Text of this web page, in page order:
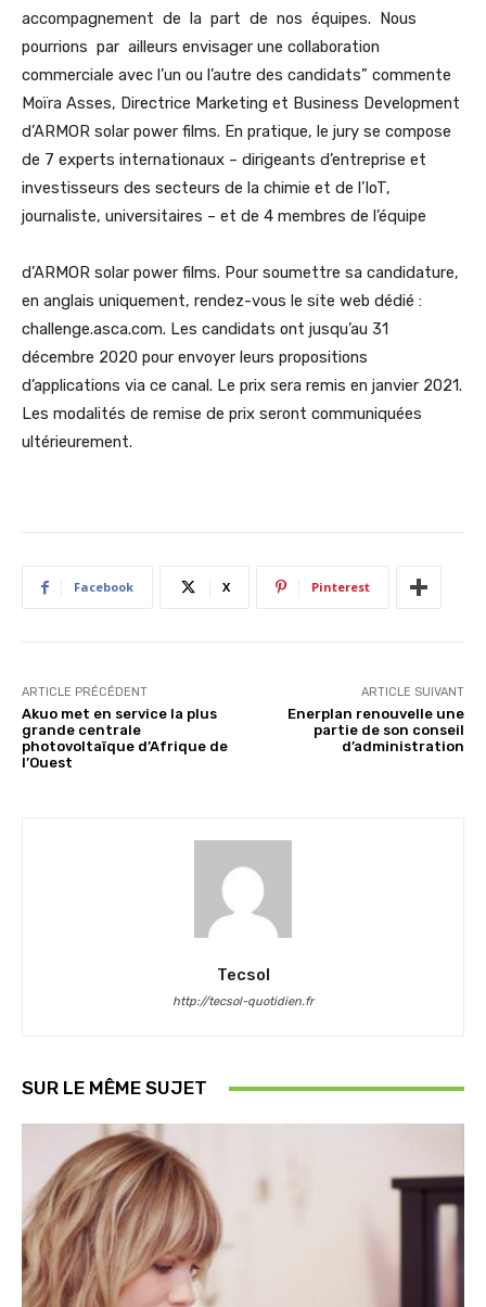
accompagnement de la part de nos équipes. Nous
pourrions par ailleurs envisager une collaboration
commerciale avec l’un ou l’autre des candidats” commente
Moïra Asses, Directrice Marketing et Business Development
d’ARMOR solar power films. En pratique, le jury se compose
de 7 experts internationaux – dirigeants d’entreprise et
investisseurs des secteurs de la chimie et de l’IoT,
journaliste, universitaires – et de 4 membres de l’équipe
d’ARMOR solar power films. Pour soumettre sa candidature,
en anglais uniquement, rendez-vous le site web dédié :
challenge.asca.com. Les candidats ont jusqu’au 31
décembre 2020 pour envoyer leurs propositions
d’applications via ce canal. Le prix sera remis en janvier 2021.
Les modalités de remise de prix seront communiquées
ultérieurement.
Facebook X Pinterest
ARTICLE PRÉCÉDENT
Akuo met en service la plus
grande centrale
photovoltaïque d’Afrique de
l’Ouest
ARTICLE SUIVANT
Enerplan renouvelle une
partie de son conseil
d’administration
Tecsol
http://tecsol-quotidien.fr
SUR LE MÊME SUJET